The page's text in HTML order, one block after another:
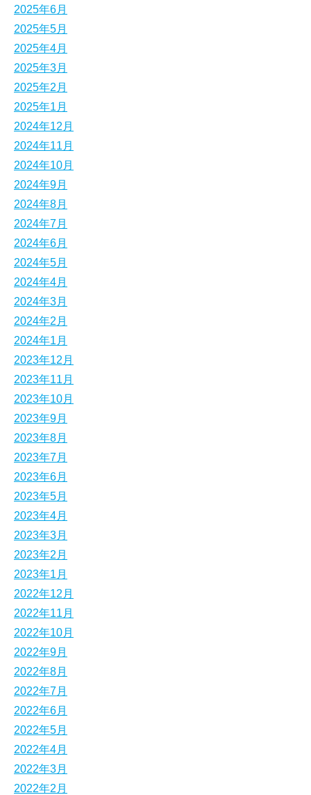
2025年6月
2025年5月
2025年4月
2025年3月
2025年2月
2025年1月
2024年12月
2024年11月
2024年10月
2024年9月
2024年8月
2024年7月
2024年6月
2024年5月
2024年4月
2024年3月
2024年2月
2024年1月
2023年12月
2023年11月
2023年10月
2023年9月
2023年8月
2023年7月
2023年6月
2023年5月
2023年4月
2023年3月
2023年2月
2023年1月
2022年12月
2022年11月
2022年10月
2022年9月
2022年8月
2022年7月
2022年6月
2022年5月
2022年4月
2022年3月
2022年2月